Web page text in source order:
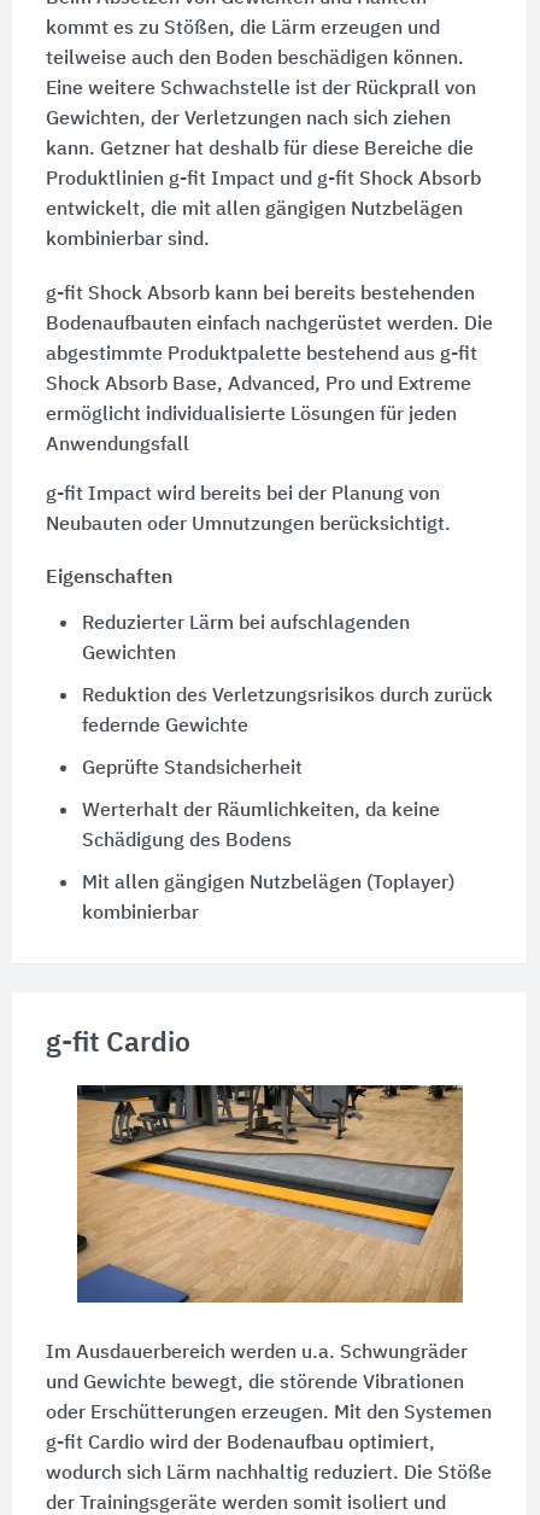
kommt es zu Stößen, die Lärm erzeugen und
teilweise auch den Boden beschädigen können.
Eine weitere Schwachstelle ist der Rückprall von
Gewichten, der Verletzungen nach sich ziehen
kann. Getzner hat deshalb für diese Bereiche die
Produktlinien g-fit Impact und g-fit Shock Absorb
entwickelt, die mit allen gängigen Nutzbelägen
kombinierbar sind.
g-fit Shock Absorb kann bei bereits bestehenden
Bodenaufbauten einfach nachgerüstet werden. Die
abgestimmte Produktpalette bestehend aus g-fit
Shock Absorb Base, Advanced, Pro und Extreme
ermöglicht individualisierte Lösungen für jeden
Anwendungsfall
g-fit Impact wird bereits bei der Planung von
Neubauten oder Umnutzungen berücksichtigt.
Eigenschaften
Reduzierter Lärm bei aufschlagenden
Gewichten
Reduktion des Verletzungsrisikos durch zurück
federnde Gewichte
Geprüfte Standsicherheit
Werterhalt der Räumlichkeiten, da keine
Schädigung des Bodens
Mit allen gängigen Nutzbelägen (Toplayer)
kombinierbar
g-fit Cardio
Im Ausdauerbereich werden u.a. Schwungräder
und Gewichte bewegt, die störende Vibrationen
oder Erschütterungen erzeugen. Mit den Systemen
g-fit Cardio wird der Bodenaufbau optimiert,
wodurch sich Lärm nachhaltig reduziert. Die Stöße
der Trainingsgeräte werden somit isoliert und